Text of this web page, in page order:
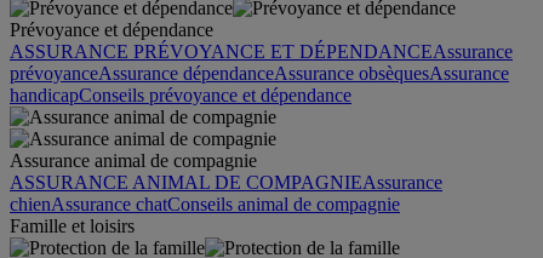
Prévoyance et dépendance
ASSURANCE PRÉVOYANCE ET DÉPENDANCEAssurance
prévoyanceAssurance dépendanceAssurance obsèquesAssurance
handicapConseils prévoyance et dépendance
Assurance animal de compagnie
ASSURANCE ANIMAL DE COMPAGNIEAssurance
chienAssurance chatConseils animal de compagnie
Famille et loisirs